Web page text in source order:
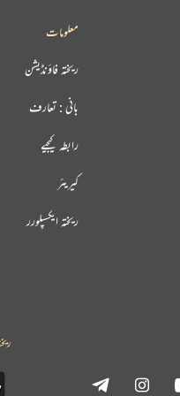
معلومات
ریختہ فاؤنڈیشن
بانی : تعارف
رابطہ کیجیے
کیریئر
ریختہ ایکسپلورر